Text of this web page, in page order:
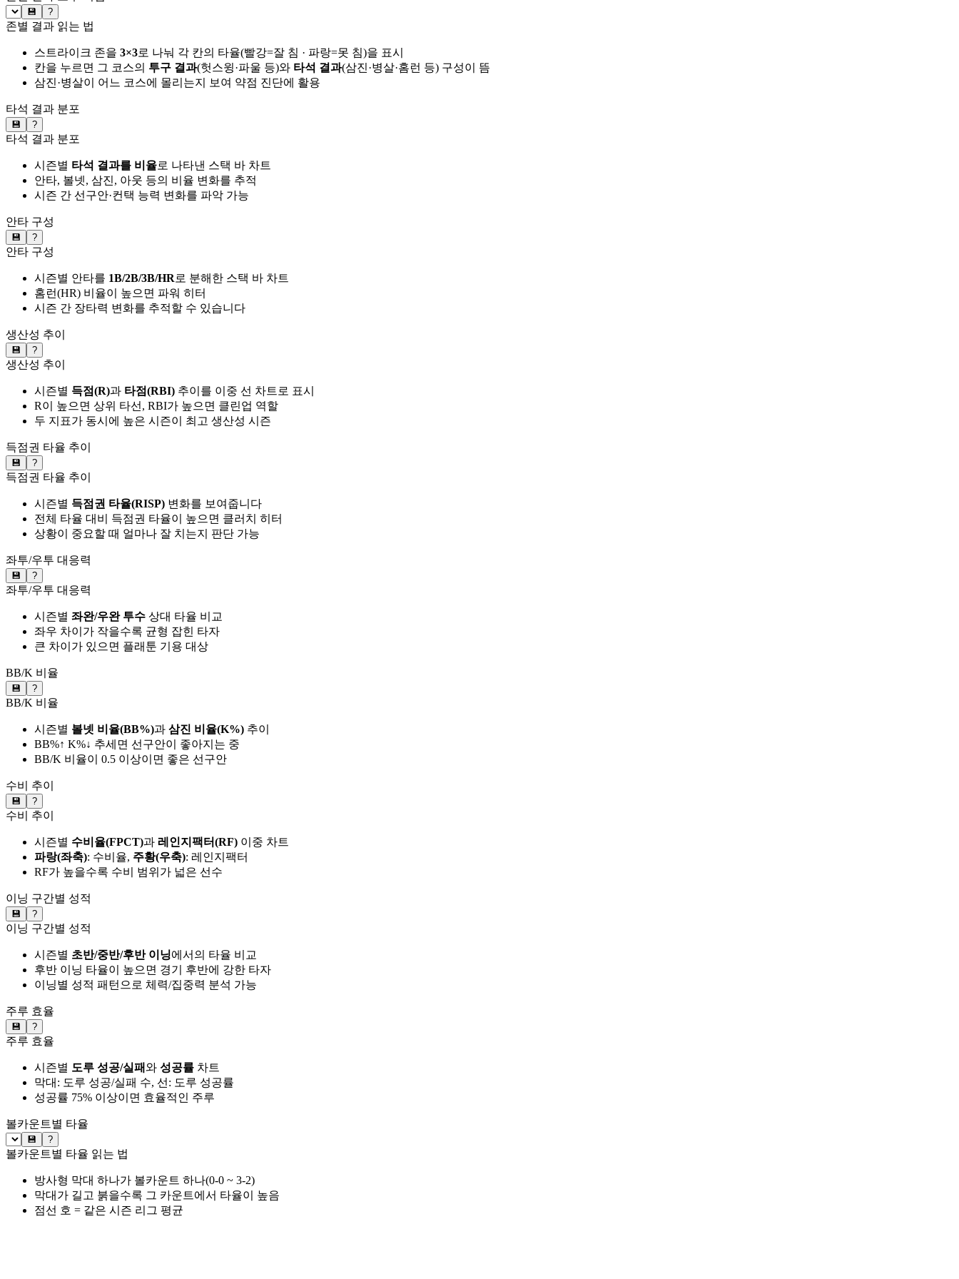
💾 ?
존별 결과 읽는 법
스트라이크 존을 3×3로 나눠 각 칸의 타율(빨강=잘 침 · 파랑=못 침)을 표시
칸을 누르면 그 코스의 투구 결과(헛스윙·파울 등)와 타석 결과(삼진·병살·홈런 등) 구성이 뜸
삼진·병살이 어느 코스에 몰리는지 보여 약점 진단에 활용
타석 결과 분포
💾 ?
타석 결과 분포
시즌별 타석 결과를 비율로 나타낸 스택 바 차트
안타, 볼넷, 삼진, 아웃 등의 비율 변화를 추적
시즌 간 선구안·컨택 능력 변화를 파악 가능
안타 구성
💾 ?
안타 구성
시즌별 안타를 1B/2B/3B/HR로 분해한 스택 바 차트
홈런(HR) 비율이 높으면 파워 히터
시즌 간 장타력 변화를 추적할 수 있습니다
생산성 추이
💾 ?
생산성 추이
시즌별 득점(R)과 타점(RBI) 추이를 이중 선 차트로 표시
R이 높으면 상위 타선, RBI가 높으면 클린업 역할
두 지표가 동시에 높은 시즌이 최고 생산성 시즌
득점권 타율 추이
💾 ?
득점권 타율 추이
시즌별 득점권 타율(RISP) 변화를 보여줍니다
전체 타율 대비 득점권 타율이 높으면 클러치 히터
상황이 중요할 때 얼마나 잘 치는지 판단 가능
좌투/우투 대응력
💾 ?
좌투/우투 대응력
시즌별 좌완/우완 투수 상대 타율 비교
좌우 차이가 작을수록 균형 잡힌 타자
큰 차이가 있으면 플래툰 기용 대상
BB/K 비율
💾 ?
BB/K 비율
시즌별 볼넷 비율(BB%)과 삼진 비율(K%) 추이
BB%↑ K%↓ 추세면 선구안이 좋아지는 중
BB/K 비율이 0.5 이상이면 좋은 선구안
수비 추이
💾 ?
수비 추이
시즌별 수비율(FPCT)과 레인지팩터(RF) 이중 차트
파랑(좌축): 수비율, 주황(우축): 레인지팩터
RF가 높을수록 수비 범위가 넓은 선수
이닝 구간별 성적
💾 ?
이닝 구간별 성적
시즌별 초반/중반/후반 이닝에서의 타율 비교
후반 이닝 타율이 높으면 경기 후반에 강한 타자
이닝별 성적 패턴으로 체력/집중력 분석 가능
주루 효율
💾 ?
주루 효율
시즌별 도루 성공/실패와 성공률 차트
막대: 도루 성공/실패 수, 선: 도루 성공률
성공률 75% 이상이면 효율적인 주루
볼카운트별 타율
💾 ?
볼카운트별 타율 읽는 법
방사형 막대 하나가 볼카운트 하나(0-0 ~ 3-2)
막대가 길고 붉을수록 그 카운트에서 타율이 높음
점선 호 = 같은 시즌 리그 평균